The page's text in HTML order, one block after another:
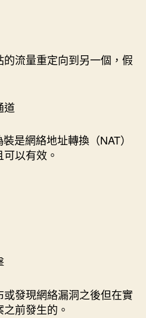
流量重定向到另一個，假
道
是網絡地址轉換（NAT）
以有效。
發現網絡漏洞之後但在實
前發生的。